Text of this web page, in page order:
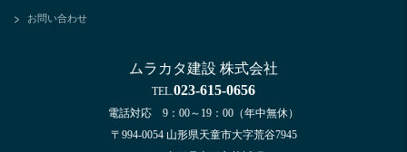
お問い合わせ
ムラカタ建設 株式会社
TEL.023-615-0656
電話対応 9：00～19：00（年中無休）
〒994-0054 山形県天童市大字荒谷7945